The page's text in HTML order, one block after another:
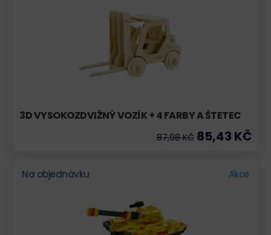
3D VYSOKOZDVIŽNÝ VOZÍK + 4 FARBY A ŠTETEC
87,98 KČ 85,43 KČ
Na objednávku Akce